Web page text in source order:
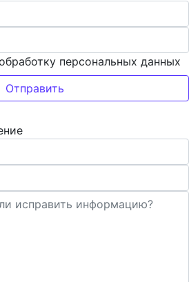
персональных данных